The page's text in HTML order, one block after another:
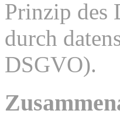
Prinzip des
durch
DSGVO).